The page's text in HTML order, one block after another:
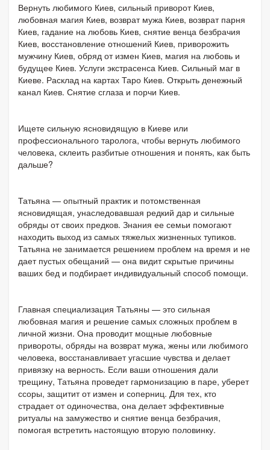
Вернуть любимого Киев, сильный приворот Киев,
любовная магия Киев, возврат мужа Киев, возврат парня
Киев, гадание на любовь Киев, снятие венца безбрачия
Киев, восстановление отношений Киев, приворожить
мужчину Киев, обряд от измен Киев, магия на любовь и
будущее Киев. Услуги экстрасенса Киев. Сильный маг в
Киеве. Расклад на картах Таро Киев. Открыть денежный
канал Киев. Снятие сглаза и порчи Киев.
Ищете сильную ясновидящую в Киеве или
профессионального таролога, чтобы вернуть любимого
человека, склеить разбитые отношения и понять, как быть
дальше?
Татьяна — опытный практик и потомственная
ясновидящая, унаследовавшая редкий дар и сильные
обряды от своих предков. Знания ее семьи помогают
находить выход из самых тяжелых жизненных тупиков.
Татьяна не занимается решением проблем на время и не
дает пустых обещаний — она видит скрытые причины
ваших бед и подбирает индивидуальный способ помощи.
Главная специализация Татьяны — это сильная
любовная магия и решение самых сложных проблем в
личной жизни. Она проводит мощные любовные
привороты, обряды на возврат мужа, жены или любимого
человека, восстанавливает угасшие чувства и делает
привязку на верность. Если ваши отношения дали
трещину, Татьяна проведет гармонизацию в паре, уберет
ссоры, защитит от измен и соперниц. Для тех, кто
страдает от одиночества, она делает эффективные
ритуалы на замужество и снятие венца безбрачия,
помогая встретить настоящую вторую половинку.